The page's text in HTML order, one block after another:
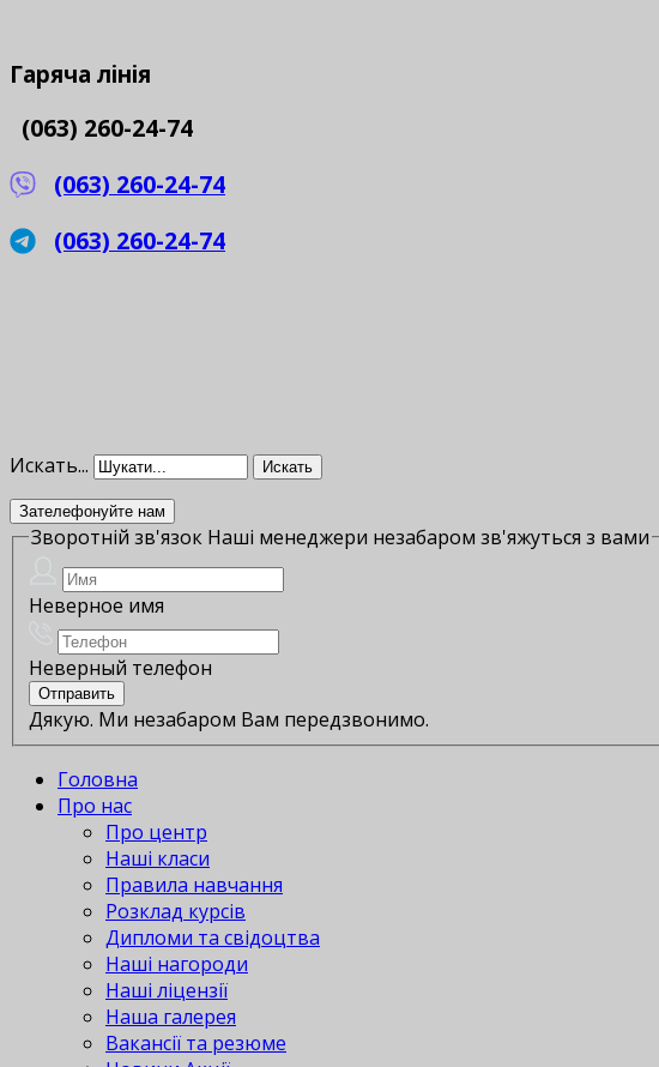
Гаряча лінія
(063) 260-24-74
(063) 260-24-74
(063) 260-24-74
Искать... Искать
Зателефонуйте нам
Зворотній зв'язок Наші менеджери незабаром зв'яжуться з вами
Неверное имя
Неверный телефон
Дякую. Ми незабаром Вам передзвонимо.
Головна
Про нас
Про центр
Наші класи
Правила навчання
Розклад курсів
Дипломи та свідоцтва
Наші нагороди
Наші ліцензії
Наша галерея
Вакансії та резюме